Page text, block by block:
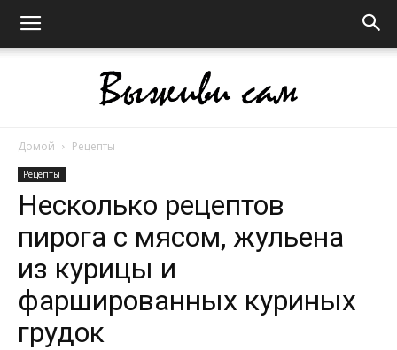
сам
Домой Рецепты
Рецепты
Несколько рецептов
пирога с мясом, жульена
из курицы и
фаршированных куриных
грудок